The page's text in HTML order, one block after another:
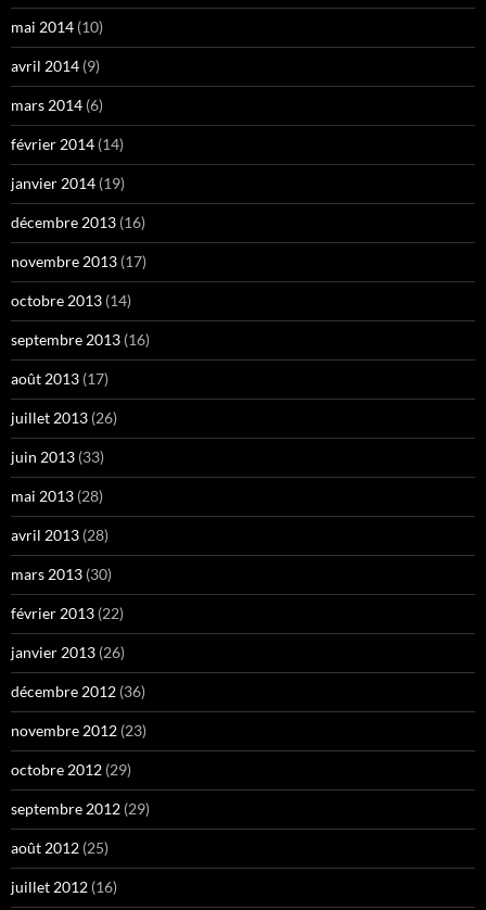
mai 2014 (10)
avril 2014 (9)
mars 2014 (6)
février 2014 (14)
janvier 2014 (19)
décembre 2013 (16)
novembre 2013 (17)
octobre 2013 (14)
septembre 2013 (16)
août 2013 (17)
juillet 2013 (26)
juin 2013 (33)
mai 2013 (28)
avril 2013 (28)
mars 2013 (30)
février 2013 (22)
janvier 2013 (26)
décembre 2012 (36)
novembre 2012 (23)
octobre 2012 (29)
septembre 2012 (29)
août 2012 (25)
juillet 2012 (16)